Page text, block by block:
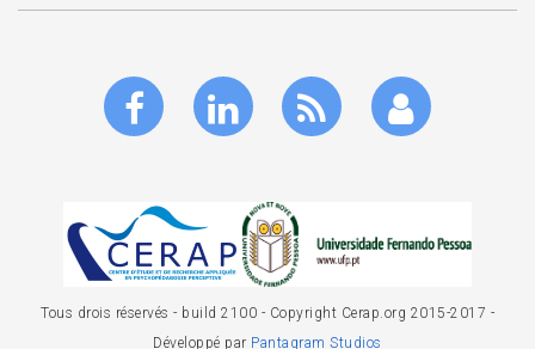
Tous drois réservés - build 2100 - Copyright Cerap.org 2015-2017 -
Développé par Pantagram Studios